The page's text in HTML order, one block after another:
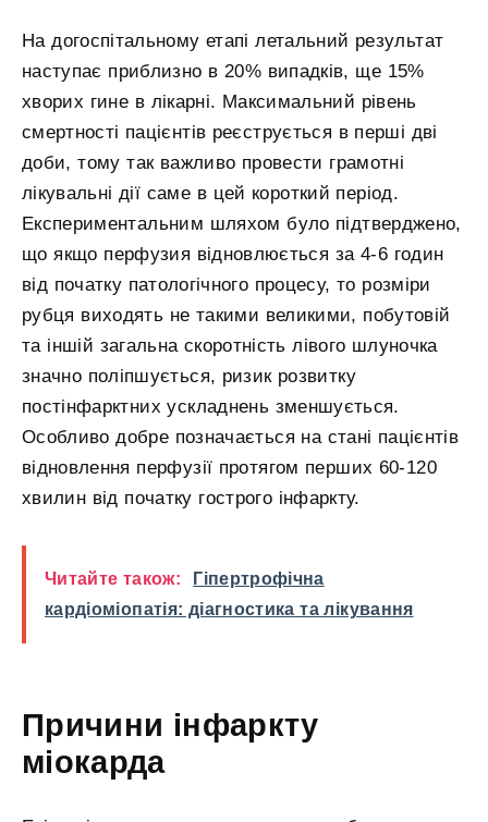
На догоспітальному етапі летальний результат
наступає приблизно в 20% випадків, ще 15%
хворих гине в лікарні. Максимальний рівень
смертності пацієнтів реєструється в перші дві
доби, тому так важливо провести грамотні
лікувальні дії саме в цей короткий період.
Експериментальним шляхом було підтверджено,
що якщо перфузия відновлюється за 4-6 годин
від початку патологічного процесу, то розміри
рубця виходять не такими великими, побутовій
та іншій загальна скоротність лівого шлуночка
значно поліпшується, ризик розвитку
постінфарктних ускладнень зменшується.
Особливо добре позначається на стані пацієнтів
відновлення перфузії протягом перших 60-120
хвилин від початку гострого інфаркту.
Читайте також:
Гіпертрофічна
кардіоміопатія: діагностика та лікування
Причини інфаркту
міокарда